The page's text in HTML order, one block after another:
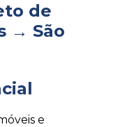
de
→ São
e